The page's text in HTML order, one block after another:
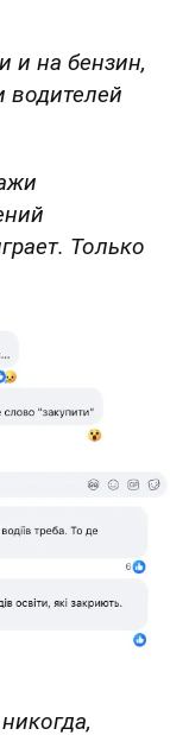
и на бензин,
водителей
Только